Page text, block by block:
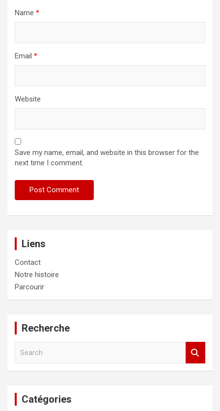
Name *
Email *
Website
Save my name, email, and website in this browser for the
next time I comment.
Liens
Contact
Notre histoire
Parcourir
Recherche
Catégories